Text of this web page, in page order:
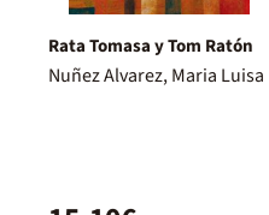
Rata Tomasa y Tom Ratón
Nuñez Alvarez, Maria Luisa